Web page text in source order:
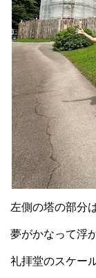
左側の塔の部分
夢がかなって浮
礼拝堂のスケー